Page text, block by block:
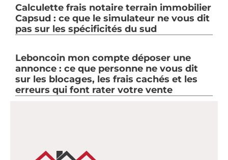
Calculette frais notaire terrain immobilier
Capsud : ce que le simulateur ne vous dit
pas sur les spécificités du sud
Leboncoin mon compte déposer une
annonce : ce que personne ne vous dit
sur les blocages, les frais cachés et les
erreurs qui font rater votre vente